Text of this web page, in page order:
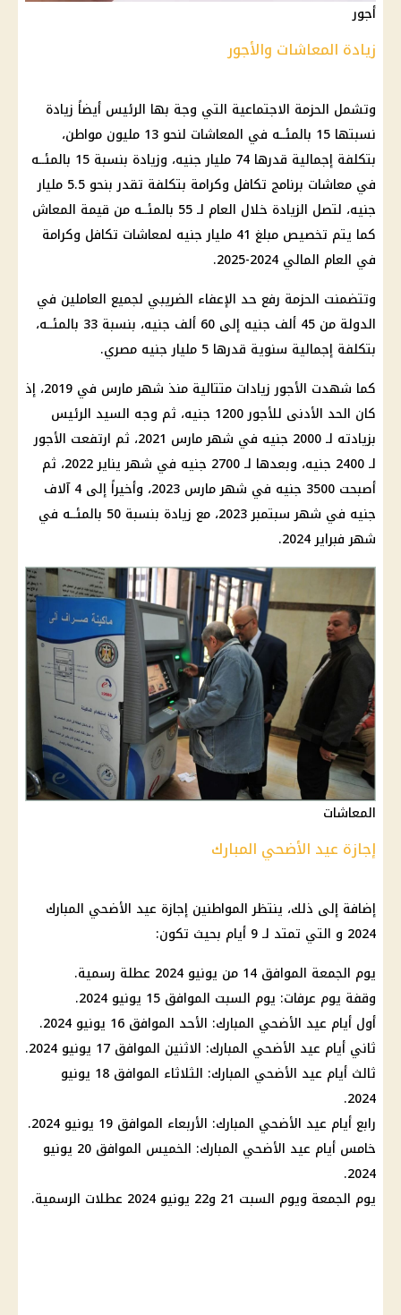
أجور
زيادة المعاشات والأجور
وتشمل الحزمة الاجتماعية التي وجة بها الرئيس أيضاً زيادة
نسبتها 15 بالمئــه في
المعاشات
لنحو 13 مليون مواطن،
بتكلفة إجمالية قدرها 74 مليار جنيه، وزيادة بنسبة 15 بالمئــه
في معاشات برنامج تكافل وكرامة
بتكلفة تقدر بنحو 5.5 مليار
جنيه، لتصل الزيادة خلال العام لـ 55 بالمئــه من قيمة
المعاش
كما يتم تخصيص مبلغ 41 مليار جنيه لمعاشات
تكافل وكرامة
في العام المالي 2024-2025.
وتتضمنت الحزمة رفع حد الإعفاء الضريبي لجميع العاملين في
الدولة من 45 ألف جنيه إلى 60 ألف جنيه، بنسبة 33 بالمئــه،
بتكلفة إجمالية سنوية قدرها 5 مليار جنيه مصري.
كما شهدت الأجور زيادات متتالية منذ شهر مارس في 2019، إذ
كان الحد الأدنى للأجور 1200 جنيه، ثم وجه السيد الرئيس
بزيادته لـ 2000 جنيه في شهر مارس 2021، ثم ارتفعت الأجور
لـ 2400 جنيه، وبعدها لـ 2700 جنيه في شهر يناير 2022، ثم
أصبحت 3500 جنيه في شهر مارس 2023، وأخيراً إلى 4 آلاف
جنيه في شهر سبتمبر 2023، مع زيادة بنسبة 50 بالمئــه في
شهر فبراير 2024.
المعاشات
إجازة عيد الأضحي المبارك
إضافة إلى ذلك، ينتظر المواطنين إجازة عيد الأضحي المبارك
2024 و التي تمتد لـ 9 أيام بحيث تكون:
يوم الجمعة الموافق 14 من يونيو 2024 عطلة رسمية.
وقفة يوم عرفات: يوم السبت الموافق 15 يونيو 2024.
أول أيام عيد الأضحي المبارك: الأحد الموافق 16 يونيو 2024.
ثاني أيام عيد الأضحي المبارك: الاثنين الموافق 17 يونيو 2024.
ثالث أيام عيد الأضحي المبارك
: الثلاثاء الموافق 18 يونيو
2024.
رابع أيام عيد الأضحي المبارك: الأربعاء الموافق 19 يونيو 2024.
خامس أيام عيد الأضحي
المبارك: الخميس الموافق 20 يونيو
2024.
يوم الجمعة ويوم السبت 21 و22 يونيو 2024
عطلات الرسمية.